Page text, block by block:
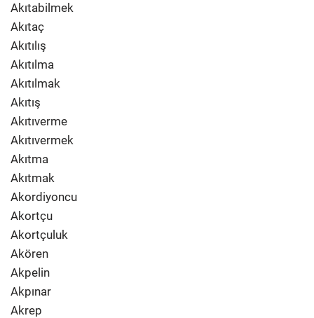
Akıtabilmek
Akıtaç
Akıtılış
Akıtılma
Akıtılmak
Akıtış
Akıtıverme
Akıtıvermek
Akıtma
Akıtmak
Akordiyoncu
Akortçu
Akortçuluk
Akören
Akpelin
Akpınar
Akrep